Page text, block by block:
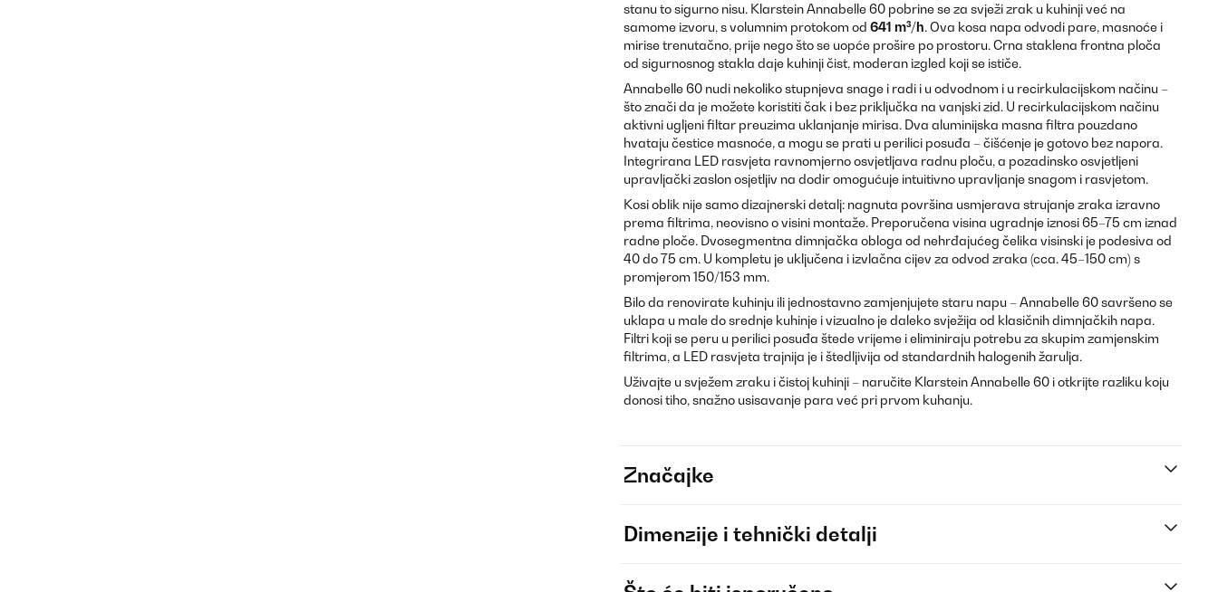
stanu to sigurno nisu. Klarstein Annabelle 60 pobrine se za svježi zrak u kuhinji već na
samome izvoru, s volumnim protokom od 641 m³/h. Ova kosa napa odvodi pare, masnoće i
mirise trenutačno, prije nego što se uopće prošire po prostoru. Crna staklena frontna ploča
od sigurnosnog stakla daje kuhinji čist, moderan izgled koji se ističe.
Annabelle 60 nudi nekoliko stupnjeva snage i radi i u odvodnom i u recirkulacijskom načinu –
što znači da je možete koristiti čak i bez priključka na vanjski zid. U recirkulacijskom načinu
aktivni ugljeni filtar preuzima uklanjanje mirisa. Dva aluminijska masna filtra pouzdano
hvataju čestice masnoće, a mogu se prati u perilici posuđa – čišćenje je gotovo bez napora.
Integrirana LED rasvjeta ravnomjerno osvjetljava radnu ploču, a pozadinsko osvjetljeni
upravljački zaslon osjetljiv na dodir omogućuje intuitivno upravljanje snagom i rasvjetom.
Kosi oblik nije samo dizajnerski detalj: nagnuta površina usmjerava strujanje zraka izravno
prema filtrima, neovisno o visini montaže. Preporučena visina ugradnje iznosi 65–75 cm iznad
radne ploče. Dvosegmentna dimnjačka obloga od nehrđajućeg čelika visinski je podesiva od
40 do 75 cm. U kompletu je uključena i izvlačna cijev za odvod zraka (cca. 45–150 cm) s
promjerom 150/153 mm.
Bilo da renovirate kuhinju ili jednostavno zamjenjujete staru napu – Annabelle 60 savršeno se
uklapa u male do srednje kuhinje i vizualno je daleko svježija od klasičnih dimnjačkih napa.
Filtri koji se peru u perilici posuđa štede vrijeme i eliminiraju potrebu za skupim zamjenskim
filtrima, a LED rasvjeta trajnija je i štedljivija od standardnih halogenih žarulja.
Uživajte u svježem zraku i čistoj kuhinji – naručite Klarstein Annabelle 60 i otkrijte razliku koju
donosi tiho, snažno usisavanje para već pri prvom kuhanju.
Značajke
Dimenzije i tehnički detalji